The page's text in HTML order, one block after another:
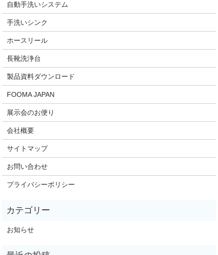
自動手洗いシステム
手洗いシンク
ホースリール
長靴洗浄台
製品資料ダウンロード
FOOMA JAPAN
展示会のお便り
会社概要
サイトマップ
お問い合わせ
プライバシーポリシー
お知らせ